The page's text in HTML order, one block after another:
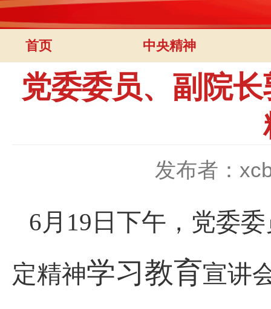
首页 中央精神
党委委员、副院
发布者：
6月19日下午，党委
定精神学习教育宣讲